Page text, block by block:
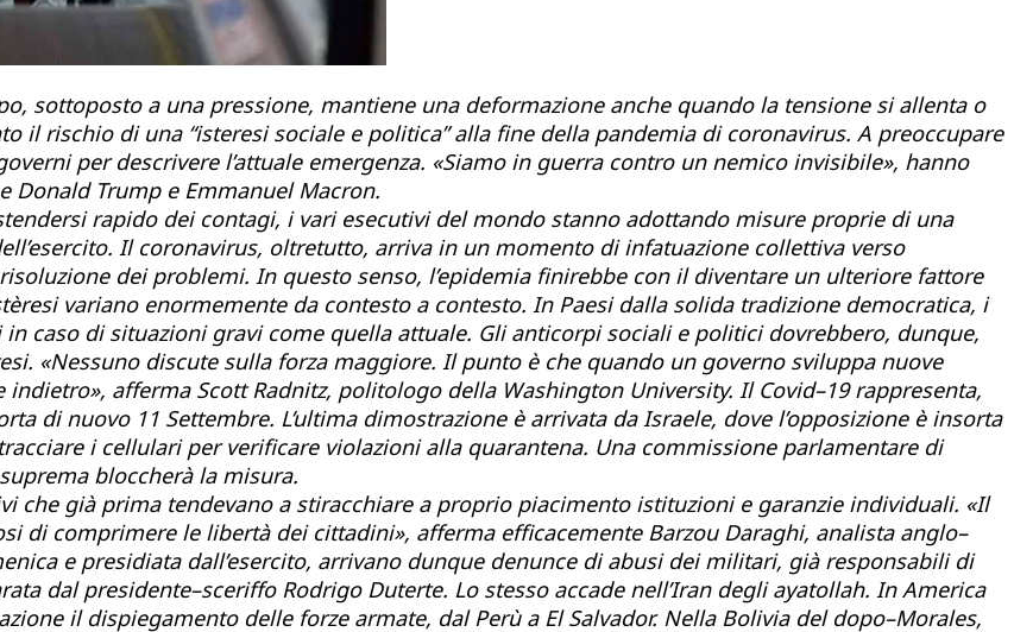
sottoposto a una pressione, mantiene una deformazione anche quando la tensione si allenta o
il rischio di una “isteresi sociale e politica” alla fine della pandemia di coronavirus. A preoccupare
per descrivere l’attuale emergenza. «Siamo in guerra contro un nemico invisibile», hanno
Trump e Emmanuel Macron.
rapido dei contagi, i vari esecutivi del mondo stanno adottando misure proprie di una
Il coronavirus, oltretutto, arriva in un momento di infatuazione collettiva verso
dei problemi. In questo senso, l’epidemia finirebbe con il diventare un ulteriore fattore
variano enormemente da contesto a contesto. In Paesi dalla solida tradizione democratica, i
caso di situazioni gravi come quella attuale. Gli anticorpi sociali e politici dovrebbero, dunque,
«Nessuno discute sulla forza maggiore. Il punto è che quando un governo sviluppa nuove
afferma Scott Radnitz, politologo della Washington University. Il Covid–19 rappresenta,
di nuovo 11 Settembre. L’ultima dimostrazione è arrivata da Israele, dove l’opposizione è insorta
i cellulari per verificare violazioni alla quarantena. Una commissione parlamentare di
bloccherà la misura.
che già prima tendevano a stiracchiare a proprio piacimento istituzioni e garanzie individuali. «Il
di comprimere le libertà dei cittadini», afferma efficacemente Barzou Daraghi, analista anglo–
e presidiata dall’esercito, arrivano dunque denunce di abusi dei militari, già responsabili di
dal presidente–sceriffo Rodrigo Duterte. Lo stesso accade nell’Iran degli ayatollah. In America
il dispiegamento delle forze armate, dal Perù a El Salvador. Nella Bolivia del dopo–Morales,